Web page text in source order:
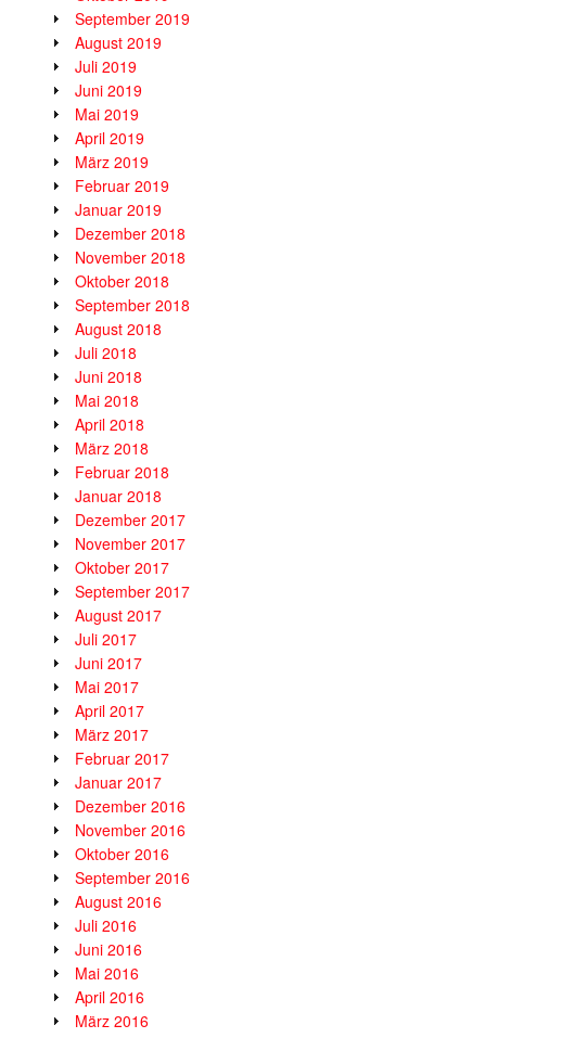
September 2019
August 2019
Juli 2019
Juni 2019
Mai 2019
April 2019
März 2019
Februar 2019
Januar 2019
Dezember 2018
November 2018
Oktober 2018
September 2018
August 2018
Juli 2018
Juni 2018
Mai 2018
April 2018
März 2018
Februar 2018
Januar 2018
Dezember 2017
November 2017
Oktober 2017
September 2017
August 2017
Juli 2017
Juni 2017
Mai 2017
April 2017
März 2017
Februar 2017
Januar 2017
Dezember 2016
November 2016
Oktober 2016
September 2016
August 2016
Juli 2016
Juni 2016
Mai 2016
April 2016
März 2016